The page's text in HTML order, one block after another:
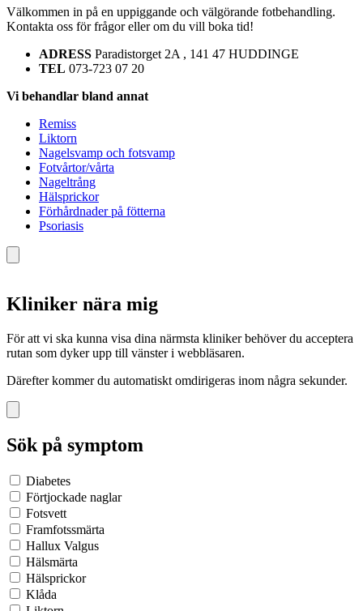
Välkommen in på en uppiggande och välgörande fotbehandling.
Kontakta oss för frågor eller om du vill boka tid!
ADRESS Paradistorget 2A , 141 47 HUDDINGE
TEL 073-723 07 20
Vi behandlar bland annat
Remiss
Liktorn
Nagelsvamp och fotsvamp
Fotvårtor/vårta
Nageltrång
Hälsprickor
Förhårdnader på fötterna
Psoriasis
Kliniker nära mig
För att vi ska kunna visa dina närmsta kliniker behöver du acceptera
rutan som dyker upp till vänster i webbläsaren.
Därefter kommer du automatiskt omdirigeras inom några sekunder.
Sök på symptom
Diabetes
Förtjockade naglar
Fotsvett
Framfotssmärta
Hallux Valgus
Hälsmärta
Hälsprickor
Klåda